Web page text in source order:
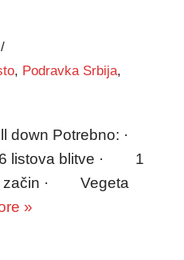
, Podravka Srbija,
down Potrebno: ·
listova blitve · 1
začin · Vegeta
»